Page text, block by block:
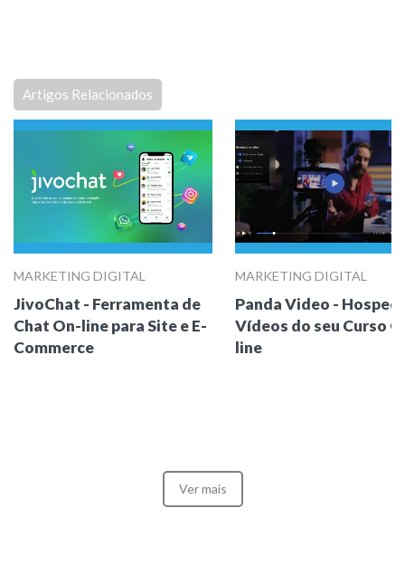
Artigos Relacionados
MARKETING DIGITAL
JivoChat - Ferramenta de
Chat On-line para Site e E-
Commerce
MARKETING DIGITAL
Panda Video -
Vídeos do seu Curso
line
Ver mais